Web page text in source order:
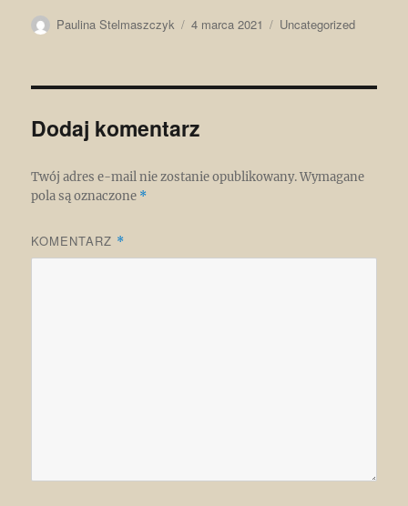
Autor
Paulina Stelmaszczyk
Data
4 marca 2021 Kategorie
Uncategorized
Dodaj komentarz
Twój adres e-mail nie zostanie opublikowany. Wymagane
pola są oznaczone *
KOMENTARZ *